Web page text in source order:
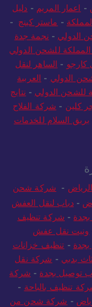
الاركان للشحن الدولي
-اعمار المريم -دليل
- ماستر كينج-
الدولي -نجمة جدة
للشحن الدولي
كارجو-الساهر لنقل
الدولي -العربية
للشحن الدولي -نتايج
كلين-شركة الفلاح
-
شركة شحن
- دباب لنقل العفش
-شركة تنظيف
ونيت نقل عفش
بجدة-
تنظيف خزانات
بدبي -شركة نقل
توصيل بجدة-شركة
تنظيف بالباحة -